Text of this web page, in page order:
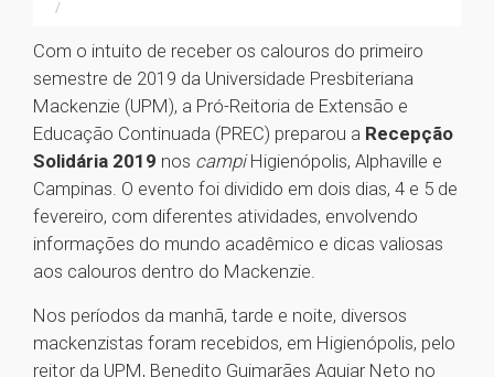
Com o intuito de receber os calouros do primeiro
semestre de 2019 da Universidade Presbiteriana
Mackenzie (UPM), a Pró-Reitoria de Extensão e
Educação Continuada (PREC) preparou a Recepção
Solidária 2019 nos campiHigienópolis, Alphaville e
Campinas. O evento foi dividido em dois dias, 4 e 5 de
fevereiro, com diferentes atividades, envolvendo
informações do mundo acadêmico e dicas valiosas
aos calouros dentro do Mackenzie.
Nos períodos da manhã, tarde e noite, diversos
mackenzistas foram recebidos, em Higienópolis, pelo
reitor da UPM, Benedito Guimarães Aguiar Neto no